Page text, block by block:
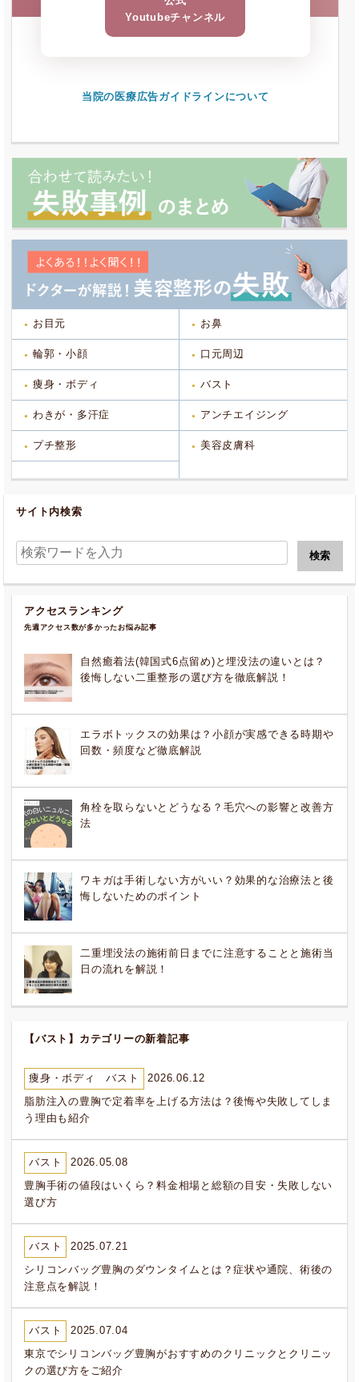
Youtubeチャンネル
当院の医療広告ガイドラインについて
お目元 お鼻
輪郭・小顔 口元周辺
痩身・ボディ バスト
わきが・多汗症 アンチエイジング
プチ整形 美容皮膚科
サイト内検索
アクセスランキング
先週アクセス数が多かったお悩み記事
自然癒着法(韓国式6点留め)と埋没法の違いとは？
後悔しない二重整形の選び方を徹底解説！
エラボトックスの効果は？小顔が実感できる時期や
回数・頻度など徹底解説
角栓を取らないとどうなる？毛穴への影響と改善方
法
ワキガは手術しない方がいい？効果的な治療法と後
悔しないためのポイント
二重埋没法の施術前日までに注意することと施術当
日の流れを解説！
【バスト】カテゴリーの新着記事
痩身・ボディ バスト 2026.06.12
脂肪注入の豊胸で定着率を上げる方法は？後悔や失敗してしま
う理由も紹介
バスト 2026.05.08
豊胸手術の値段はいくら？料金相場と総額の目安・失敗しない
選び方
バスト 2025.07.21
シリコンバッグ豊胸のダウンタイムとは？症状や通院、術後の
注意点を解説！
バスト 2025.07.04
東京でシリコンバッグ豊胸がおすすめのクリニックとクリニッ
クの選び方をご紹介